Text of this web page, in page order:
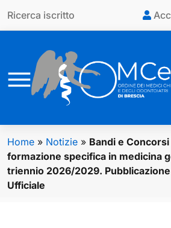
Ricerca iscritto
Home » Notizie » Bandi e
formazione specifica in medicina
triennio 2026/2029.
Ufficiale